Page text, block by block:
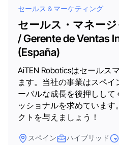
セールス＆マーケティング
セールス・マネージ
/ Gerente de Ventas
(España)
AiTEN Roboticsはセールス
ます。当社の事業はスペイ
ーバルな成長を後押しして
ッショナルを求めていま
クトを与えましょう！
スペイン ハイブリッド